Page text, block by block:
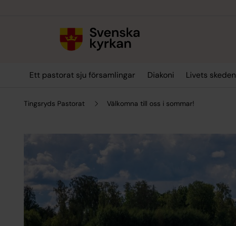
Ett pastorat sju församlingar Diakoni Livets skeden
Tingsryds Pastorat Välkomna till oss i sommar!